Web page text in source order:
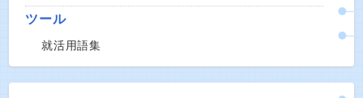
ツール
就活用語集